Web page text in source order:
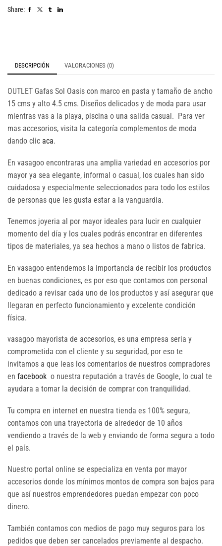
Share:
DESCRIPCIÓN VALORACIONES (0)
OUTLET Gafas Sol Oasis con marco en pasta y tamaño de ancho
15 cms y alto 4.5 cms. Diseños delicados y de moda para usar
mientras vas a la playa, piscina o una salida casual. Para ver
mas accesorios, visita la categoría complementos de moda
dando clic aca.
En vasagoo encontraras una amplia variedad en accesorios por
mayor ya sea elegante, informal o casual, los cuales han sido
cuidadosa y especialmente seleccionados para todo los estilos
de personas que les gusta estar a la vanguardia.
Tenemos joyeria al por mayor ideales para lucir en cualquier
momento del día y los cuales podrás encontrar en diferentes
tipos de materiales, ya sea hechos a mano o listos de fabrica.
En vasagoo entendemos la importancia de recibir los productos
en buenas condiciones, es por eso que contamos con personal
dedicado a revisar cada uno de los productos y así asegurar que
llegaran en perfecto funcionamiento y excelente condición
física.
vasagoo mayorista de accesorios, es una empresa seria y
comprometida con el cliente y su seguridad, por eso te
invitamos a que leas los comentarios de nuestros compradores
en facebook o nuestra reputación a través de Google, lo cual te
ayudara a tomar la decisión de comprar con tranquilidad.
Tu compra en internet en nuestra tienda es 100% segura,
contamos con una trayectoria de alrededor de 10 años
vendiendo a través de la web y enviando de forma segura a todo
el país.
Nuestro portal online se especializa en venta por mayor
accesorios donde los mínimos montos de compra son bajos para
que así nuestros emprendedores puedan empezar con poco
dinero.
También contamos con medios de pago muy seguros para los
pedidos que deben ser cancelados previamente al despacho.